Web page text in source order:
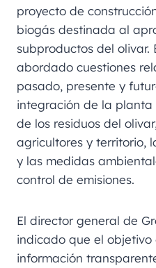
proyecto de
biogás destinada al
subproductos del olivar.
abordado cuestiones
pasado, presente y
integración de la
de los residuos del
agricultores y territorio,
y las medidas
control de emisiones.
El director general de
indicado que el
información